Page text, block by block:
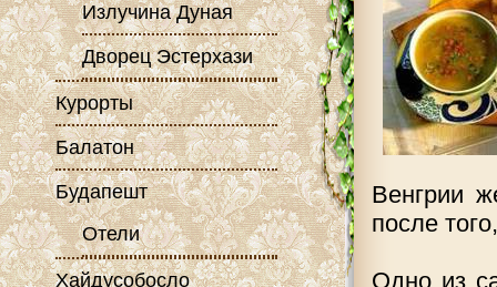
Венгрии
после
Одно из
Излучина Дуная
Дворец Эстерхази
Курорты
Балатон
Будапешт
Отели
Хайдусобосло